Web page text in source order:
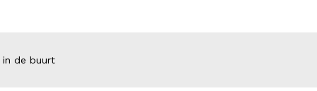
in de buurt